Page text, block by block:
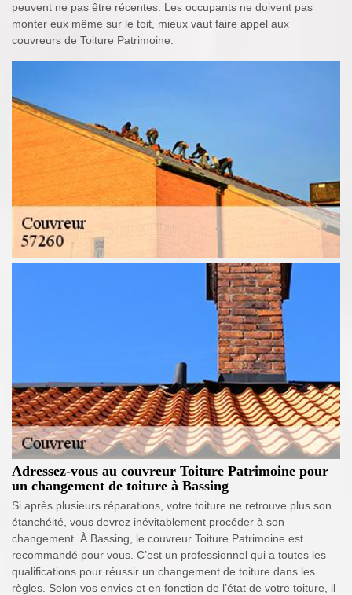
peuvent ne pas être récentes. Les occupants ne doivent pas
monter eux même sur le toit, mieux vaut faire appel aux
couvreurs de Toiture Patrimoine.
Adressez-vous au couvreur Toiture Patrimoine pour
un changement de toiture à Bassing
Si après plusieurs réparations, votre toiture ne retrouve plus son
étanchéité, vous devrez inévitablement procéder à son
changement. À Bassing, le couvreur Toiture Patrimoine est
recommandé pour vous. C’est un professionnel qui a toutes les
qualifications pour réussir un changement de toiture dans les
règles. Selon vos envies et en fonction de l’état de votre toiture, il